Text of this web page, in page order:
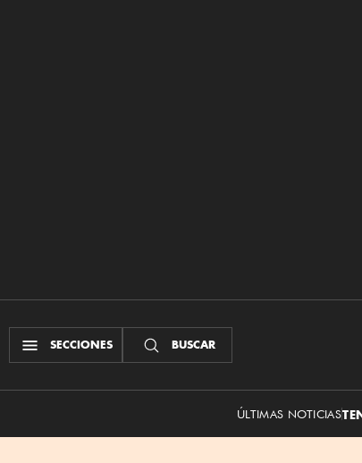
SECCIONES BUSCAR
ÚLTIMAS NOTICIAS